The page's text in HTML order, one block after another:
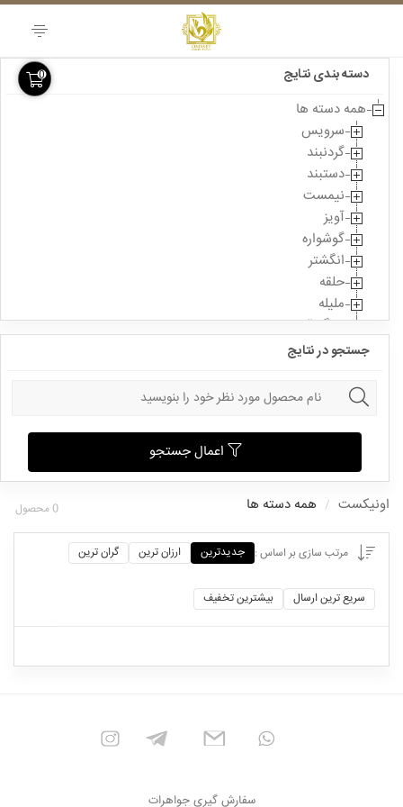
Skip
0 دسته بندی نتایج
همه دسته ها
سرویس
گردنبند
دستبند
نیمست
آویز
گوشواره
انگشتر
حلقه
ملیله
سنگ قیمتی
جستجو در نتایج
اعمال جستجو
اونیکست همه دسته ها 0 محصول
مرتب سازی بر اساس : جدیدترین ارزان ترین گران ترین
سریع ترین ارسال بیشترین تخفیف
سفارش گیری جواهرات